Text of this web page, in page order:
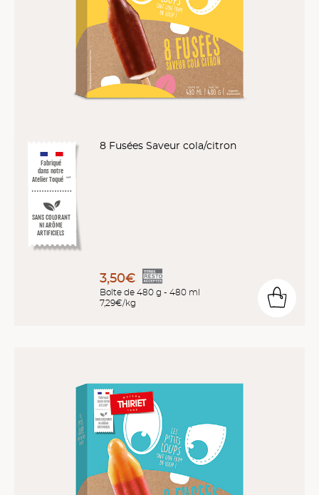
Fabriqué
dans notre
Atelier Toqué ™*
SANS COLORANT
NI ARÔME
ARTIFICIELS
8 Fusées Saveur cola/citron
3,50€
Boîte de 480 g - 480 ml
7,29€/kg